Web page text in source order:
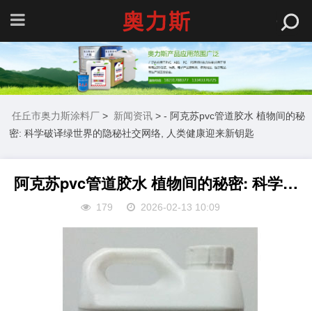
任丘市奥力斯涂料厂 > 新闻资讯 > - 阿克苏pvc管道胶水 植物间的秘
密: 科学破译绿世界的隐秘社交网络, 人类健康迎来新钥匙
阿克苏pvc管道胶水 植物间的秘密: 科学破译绿世界的隐秘社交网络, 人类健康迎来新钥匙
179 2026-02-13 10:09